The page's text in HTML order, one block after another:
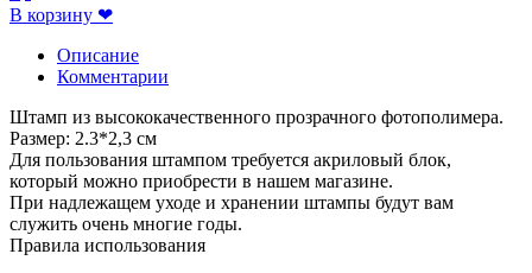
В корзину ❤
Описание
Комментарии
Штамп из высококачественного прозрачного фотополимера.
Размер: 2.3*2,3 см
Для пользования штампом требуется акриловый блок,
который можно приобрести в нашем магазине.
При надлежащем уходе и хранении штампы будут вам
служить очень многие годы.
Правила использования